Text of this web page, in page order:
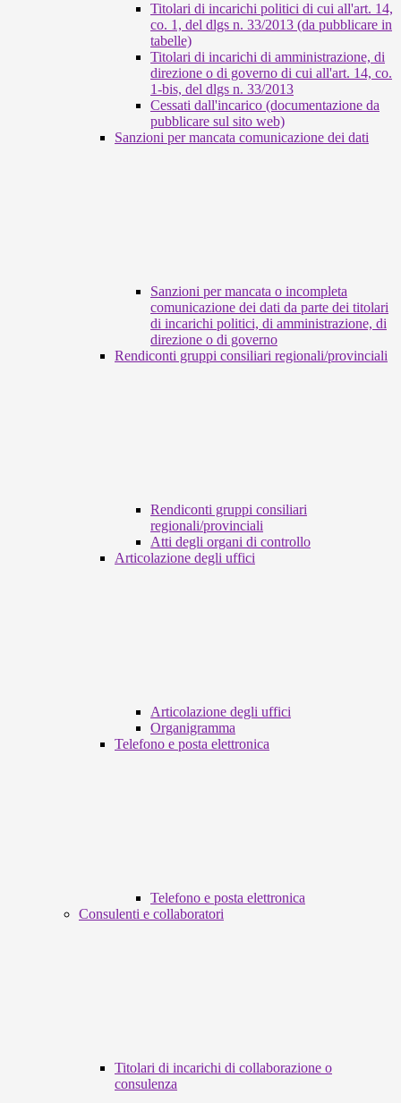
Titolari di incarichi politici di cui all'art. 14,
co. 1, del dlgs n. 33/2013 (da pubblicare in
tabelle)
Titolari di incarichi di amministrazione, di
direzione o di governo di cui all'art. 14, co.
1-bis, del dlgs n. 33/2013
Cessati dall'incarico (documentazione da
pubblicare sul sito web)
Sanzioni per mancata comunicazione dei dati
Sanzioni per mancata o incompleta
comunicazione dei dati da parte dei titolari
di incarichi politici, di amministrazione, di
direzione o di governo
Rendiconti gruppi consiliari regionali/provinciali
Rendiconti gruppi consiliari
regionali/provinciali
Atti degli organi di controllo
Articolazione degli uffici
Articolazione degli uffici
Organigramma
Telefono e posta elettronica
Telefono e posta elettronica
Consulenti e collaboratori
Titolari di incarichi di collaborazione o
consulenza